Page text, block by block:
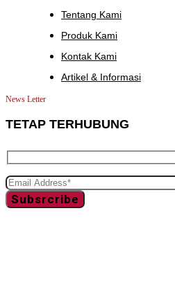
Tentang Kami
Produk Kami
Kontak Kami
Artikel & Informasi
News Letter
TETAP TERHUBUNG
Subsrcribe